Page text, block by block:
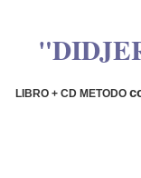
LIBRO + CD METODO